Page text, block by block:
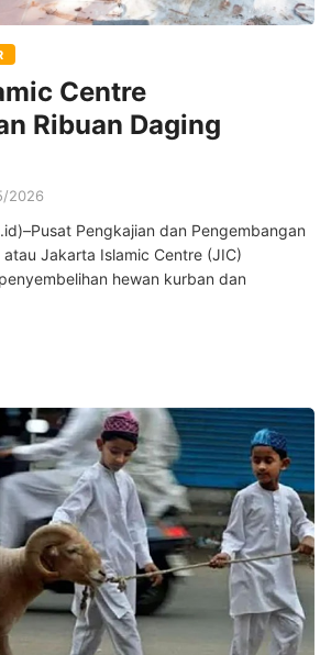
Centre
Ribuan Daging
2026
Pengkajian dan Pengembangan
Jakarta Islamic Centre (JIC)
hewan kurban dan